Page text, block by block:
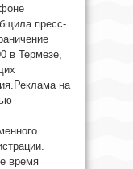
пресс-
в Термезе,
на
время